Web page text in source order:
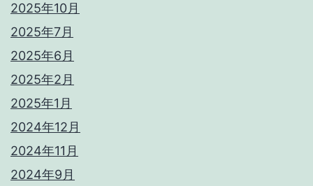
2025年10月
2025年7月
2025年6月
2025年2月
2025年1月
2024年12月
2024年11月
2024年9月